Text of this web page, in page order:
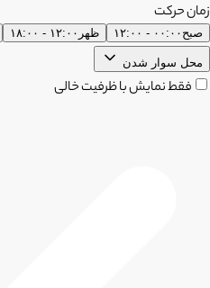
زمان حرکت
صبح ۰۰:۰۰ - ۱۲:۰۰ ظهر ۱۲:۰۰ - ۱۸:۰۰
محل سوار شدن
فقط نمایش با ظرفیت خالی